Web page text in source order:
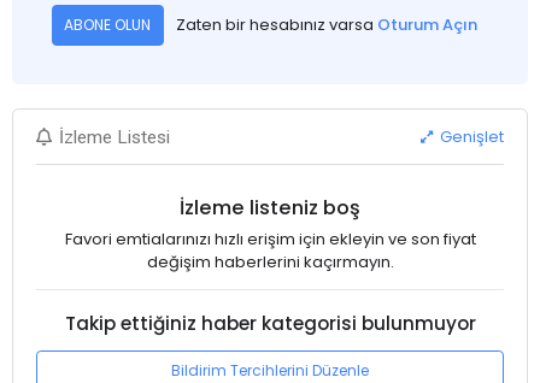
ABONE OLUN Zaten bir hesabınız varsa Oturum Açın
İzleme Listesi Genişlet
İzleme listeniz boş
Favori emtialarınızı hızlı erişim için ekleyin ve son fiyat
değişim haberlerini kaçırmayın.
Takip ettiğiniz haber kategorisi bulunmuyor
Bildirim Tercihlerini Düzenle